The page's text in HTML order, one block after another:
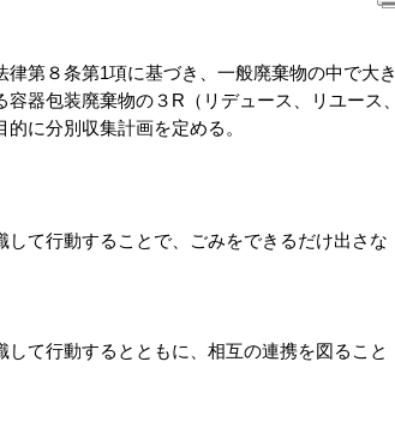
第８条第1項に基づき、一般廃棄物の中で大き
器包装廃棄物の３R（リデュース、リユース、
に分別収集計画を定める。
て行動することで、ごみをできるだけ出さな
て行動するとともに、相互の連携を図ること